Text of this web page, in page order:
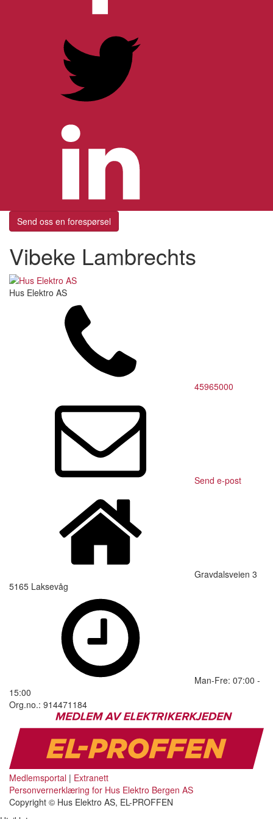
Send oss en forespørsel
Vibeke Lambrechts
Hus Elektro AS
45965000
Send e-post
Gravdalsveien 3
5165 Laksevåg
Man-Fre: 07:00 -
15:00
Org.no.: 914471184
Medlemsportal | Extranett
Personvernerklæring for Hus Elektro Bergen AS
Copyright © Hus Elektro AS, EL-PROFFEN